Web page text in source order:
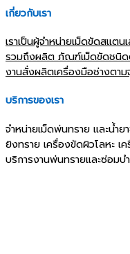
เกี่ยวกับเรา
เราเป็นผู้จำหน่ายเม็ดขัดสแต
รวมถึงผลิต ภัณฑ์เม็ดขัดชนิด
งานสั่งผลิตเครื่องมือช่างตา
บริการของเรา
จำหน่ายเม็ดพ่นทราย และน้ำ
ยิงทราย เครื่องขัดผิวโลหะ
บริการงานพ่นทรายและซ่อม